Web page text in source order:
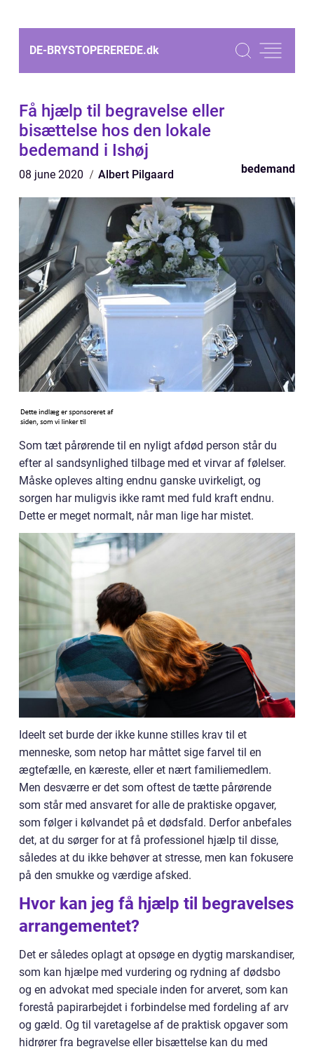
DE-BRYSTOPEREREDE.dk
Få hjælp til begravelse eller
bisættelse hos den lokale
bedemand i Ishøj
08 june 2020 Albert Pilgaard bedemand
Som tæt pårørende til en nyligt afdød person står du
efter al sandsynlighed tilbage med et virvar af følelser.
Måske opleves alting endnu ganske uvirkeligt, og
sorgen har muligvis ikke ramt med fuld kraft endnu.
Dette er meget normalt, når man lige har mistet.
Ideelt set burde der ikke kunne stilles krav til et
menneske, som netop har måttet sige farvel til en
ægtefælle, en kæreste, eller et nært familiemedlem.
Men desværre er det som oftest de tætte pårørende
som står med ansvaret for alle de praktiske opgaver,
som følger i kølvandet på et dødsfald. Derfor anbefales
det, at du sørger for at få professionel hjælp til disse,
således at du ikke behøver at stresse, men kan fokusere
på den smukke og værdige afsked.
Hvor kan jeg få hjælp til begravelses
arrangementet?
Det er således oplagt at opsøge en dygtig marskandiser,
som kan hjælpe med vurdering og rydning af dødsbo
og en advokat med speciale inden for arveret, som kan
forestå papirarbejdet i forbindelse med fordeling af arv
og gæld. Og til varetagelse af de praktisk opgaver som
hidrører fra begravelse eller bisættelse kan du med